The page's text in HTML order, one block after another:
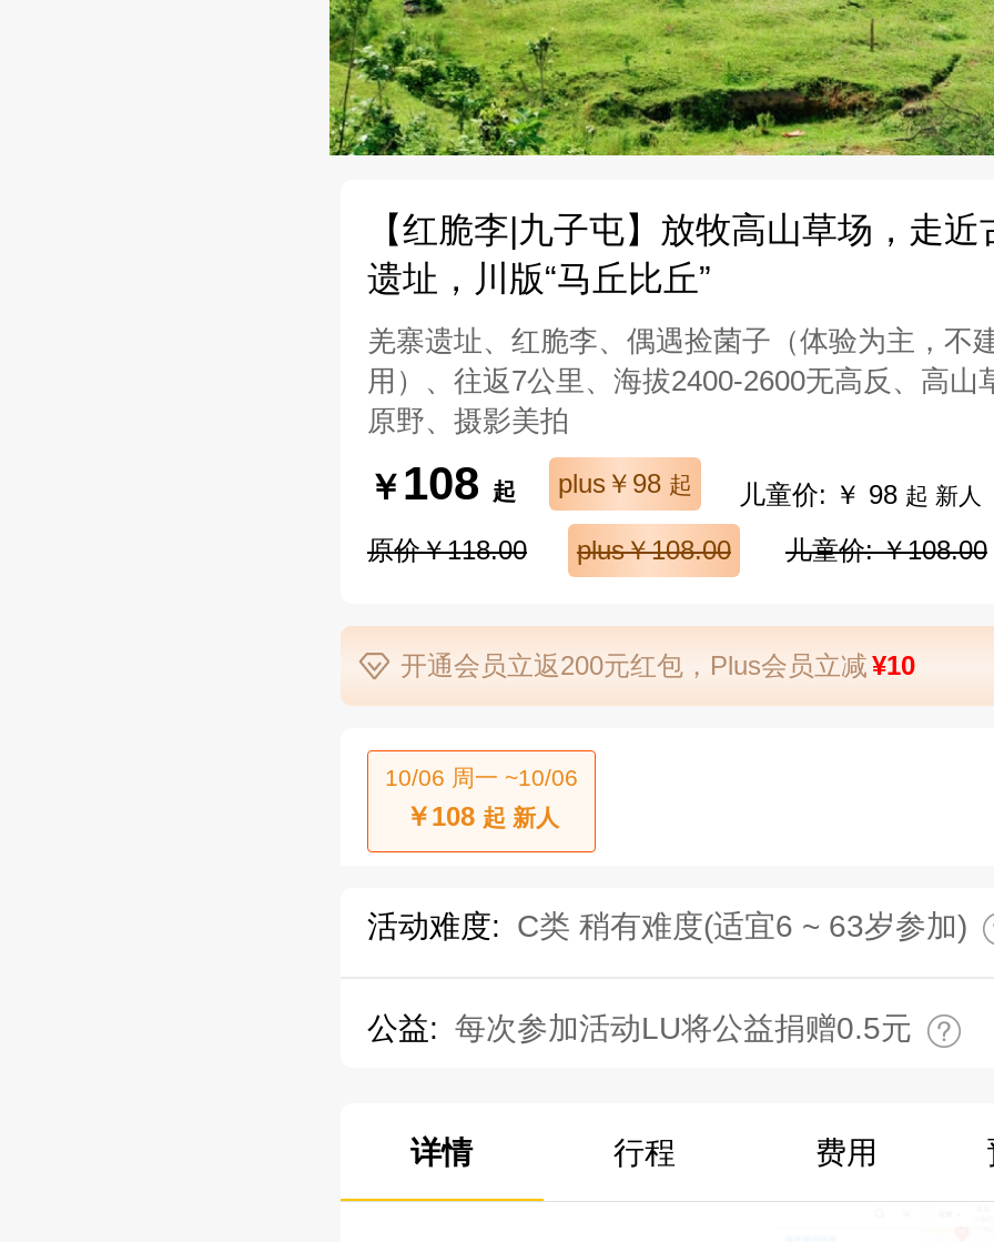
【红脆李|九子屯】放牧高山草场，走近
遗址，川版“马丘比丘”
羌寨遗址、红脆李、偶遇捡菌子（体验为主，不
用）、往返7公里、海拔2400-2600无高反、高山
原野、摄影美拍
￥108 起 plus￥98 起 儿童价: ￥ 98 起 新人
原价￥118.00 plus￥108.00 儿童价: ￥108.00
开通会员立返200元红包，Plus会员立减¥10
10/06 周一 ~10/06
￥108 起 新人
活动难度: C类 稍有难度(适宜6 ~ 63岁参加)
公益: 每次参加活动LU将公益捐赠0.5元
详情 行程 费用